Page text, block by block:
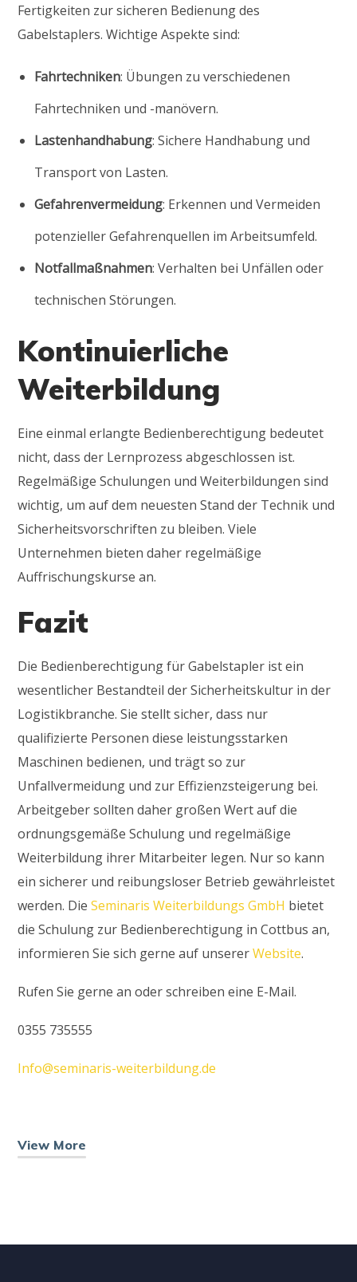
Fertigkeiten zur sicheren Bedienung des
Gabelstaplers. Wichtige Aspekte sind:
Fahrtechniken: Übungen zu verschiedenen
Fahrtechniken und -manövern.
Lastenhandhabung: Sichere Handhabung und
Transport von Lasten.
Gefahrenvermeidung: Erkennen und Vermeiden
potenzieller Gefahrenquellen im Arbeitsumfeld.
Notfallmaßnahmen: Verhalten bei Unfällen oder
technischen Störungen.
Kontinuierliche
Weiterbildung
Eine einmal erlangte Bedienberechtigung bedeutet
nicht, dass der Lernprozess abgeschlossen ist.
Regelmäßige Schulungen und Weiterbildungen sind
wichtig, um auf dem neuesten Stand der Technik und
Sicherheitsvorschriften zu bleiben. Viele
Unternehmen bieten daher regelmäßige
Auffrischungskurse an.
Fazit
Die Bedienberechtigung für Gabelstapler ist ein
wesentlicher Bestandteil der Sicherheitskultur in der
Logistikbranche. Sie stellt sicher, dass nur
qualifizierte Personen diese leistungsstarken
Maschinen bedienen, und trägt so zur
Unfallvermeidung und zur Effizienzsteigerung bei.
Arbeitgeber sollten daher großen Wert auf die
ordnungsgemäße Schulung und regelmäßige
Weiterbildung ihrer Mitarbeiter legen. Nur so kann
ein sicherer und reibungsloser Betrieb gewährleistet
werden. DieSeminaris Weiterbildungs GmbH bietet
die Schulung zur Bedienberechtigung in Cottbus an,
informieren Sie sich gerne auf unsererWebsite.
Rufen Sie gerne an oder schreiben eine E-Mail.
0355 735555
Info@seminaris-weiterbildung.de
View More